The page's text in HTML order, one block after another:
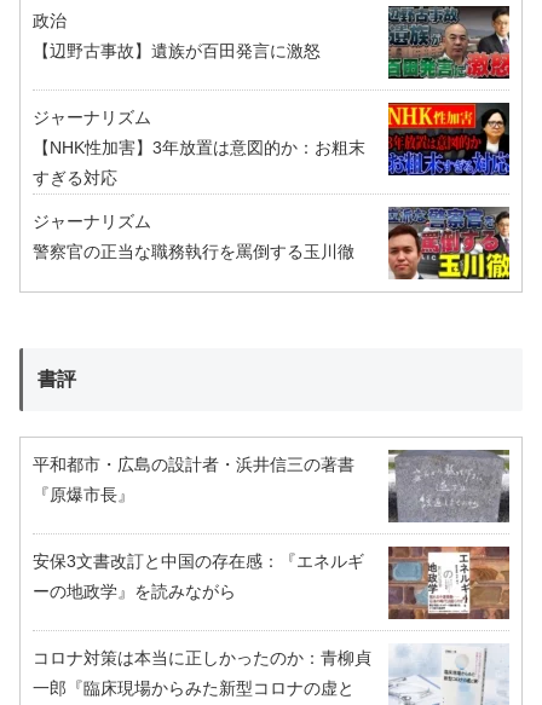
政治
【辺野古事故】遺族が百田発言に激怒
ジャーナリズム
【NHK性加害】3年放置は意図的か：お粗末
すぎる対応
ジャーナリズム
警察官の正当な職務執行を罵倒する玉川徹
書評
平和都市・広島の設計者・浜井信三の著書
『原爆市長』
安保3文書改訂と中国の存在感：『エネルギ
ーの地政学』を読みながら
コロナ対策は本当に正しかったのか：青柳貞
一郎『臨床現場からみた新型コロナの虚と